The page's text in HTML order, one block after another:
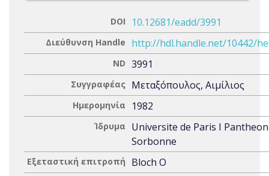
DOI 10.12681/eadd/3991
Διεύθυνση Handle http://hdl.handle.net/10442/
ND 3991
Συγγραφέας Μεταξόπουλος, Αιμίλιος
Ημερομηνία 1982
Ίδρυμα
Universite de Paris I Pantheon
Sorbonne
Εξεταστική επιτροπή Bloch O